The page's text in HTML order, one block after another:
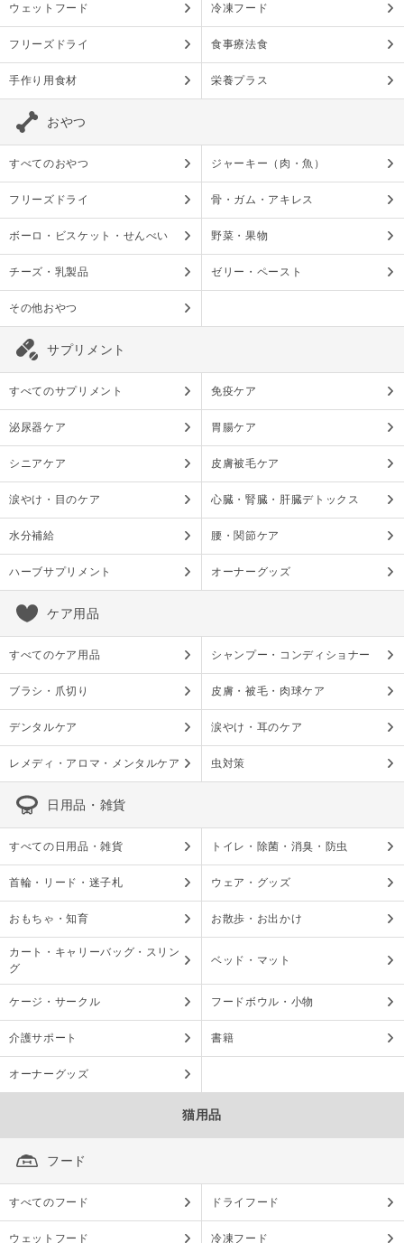
ウェットフード 冷凍フード
フリーズドライ 食事療法食
手作り用食材 栄養プラス
おやつ
すべてのおやつ ジャーキー（肉・魚）
フリーズドライ 骨・ガム・アキレス
ボーロ・ビスケット・せんべい 野菜・果物
チーズ・乳製品 ゼリー・ペースト
その他おやつ
サプリメント
すべてのサプリメント 免疫ケア
泌尿器ケア 胃腸ケア
シニアケア 皮膚被毛ケア
涙やけ・目のケア 心臓・腎臓・肝臓デトックス
水分補給 腰・関節ケア
ハーブサプリメント オーナーグッズ
ケア用品
すべてのケア用品 シャンプー・コンディショナー
ブラシ・爪切り 皮膚・被毛・肉球ケア
デンタルケア 涙やけ・耳のケア
レメディ・アロマ・メンタルケア 虫対策
日用品・雑貨
すべての日用品・雑貨 トイレ・除菌・消臭・防虫
首輪・リード・迷子札 ウェア・グッズ
おもちゃ・知育 お散歩・お出かけ
カート・キャリーバッグ・スリン
グ
ベッド・マット
ケージ・サークル フードボウル・小物
介護サポート 書籍
オーナーグッズ
猫用品
フード
すべてのフード ドライフード
ウェットフード 冷凍フード